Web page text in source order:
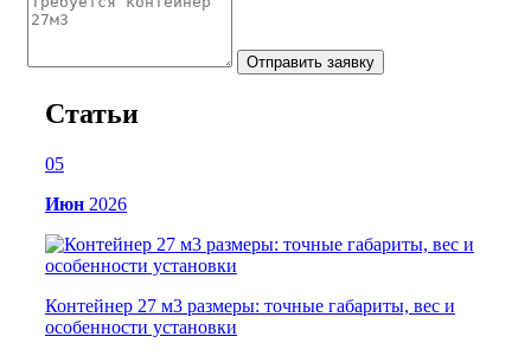
Отправить заявку
Статьи
05
Июн 2026
Контейнер 27 м3 размеры: точные габариты, вес и
особенности установки